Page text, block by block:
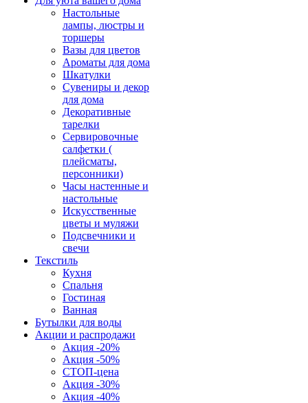
Настольные
лампы, люстры и
торшеры
Вазы для цветов
Ароматы для дома
Шкатулки
Сувениры и декор
для дома
Декоративные
тарелки
Сервировочные
салфетки (
плейсматы,
персонники)
Часы настенные и
настольные
Искусственные
цветы и муляжи
Подсвечники и
свечи
Текстиль
Кухня
Спальня
Гостиная
Ванная
Бутылки для воды
Акции и распродажи
Акция -20%
Акция -50%
СТОП-цена
Акция -30%
Акция -40%